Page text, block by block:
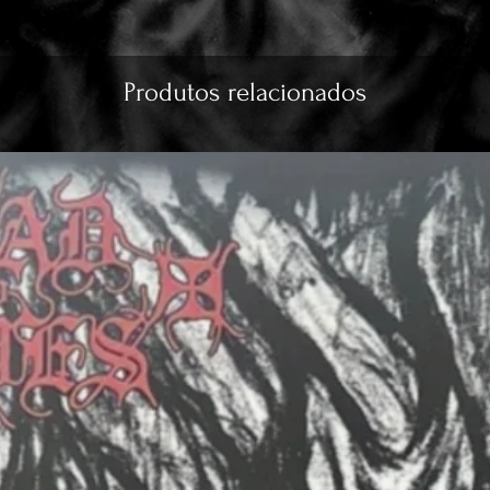
Produtos relacionados